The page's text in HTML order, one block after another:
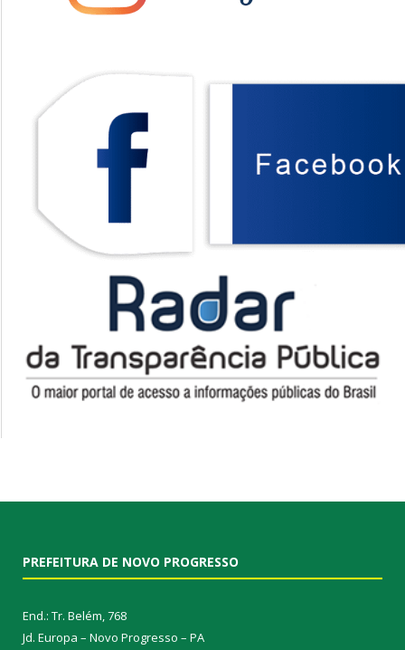
PREFEITURA DE NOVO PROGRESSO
End.: Tr. Belém, 768
Jd. Europa – Novo Progresso – PA